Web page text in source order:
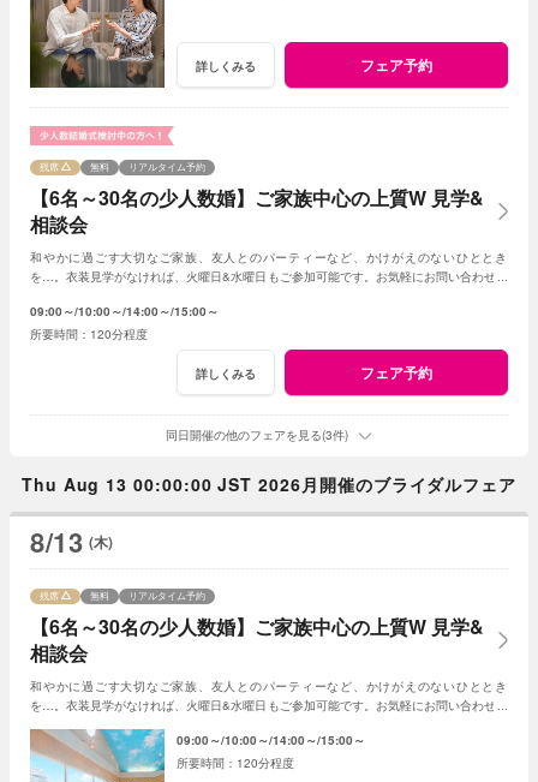
詳しくみる フェア予約
【6名～30名の少人数婚】ご家族中心の上質W 見学&
相談会
残席 無料 リアルタイム予約
和やかに過ごす大切なご家族、友人とのパーティーなど、かけがえのないひととき
を…。衣装見学がなければ、火曜日&水曜日もご参加可能です。お気軽にお問い合わせく
09:00～ 10:00～ 14:00～ 15:00～
120分程度
詳しくみる フェア予約
同日開催の他のフェアを見る(3件)
Thu Aug 13 00:00:00 JST 2026月開催のブライダルフェア
8/13 (木)
【6名～30名の少人数婚】ご家族中心の上質W 見学&
相談会
残席 無料 リアルタイム予約
和やかに過ごす大切なご家族、友人とのパーティーなど、かけがえのないひととき
を…。衣装見学がなければ、火曜日&水曜日もご参加可能です。お気軽にお問い合わせく
09:00～ 10:00～ 14:00～ 15:00～
120分程度